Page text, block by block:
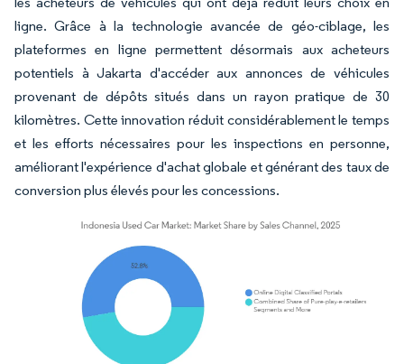
ligne. Grâce à la technologie avancée de géo-ciblage, les
plateformes en ligne permettent désormais aux acheteurs
potentiels à Jakarta d'accéder aux annonces de véhicules
provenant de dépôts situés dans un rayon pratique de 30
kilomètres. Cette innovation réduit considérablement le temps
et les efforts nécessaires pour les inspections en personne,
améliorant l'expérience d'achat globale et générant des taux de
conversion plus élevés pour les concessions.